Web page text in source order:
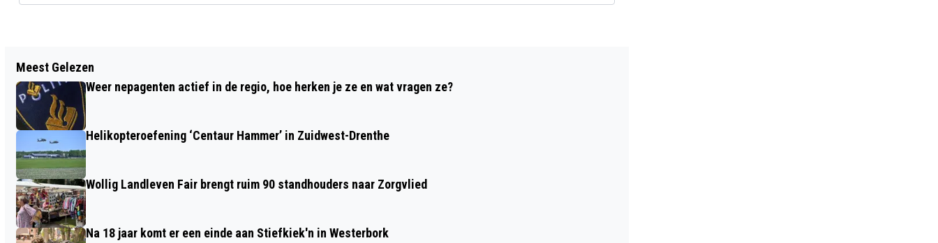
WORKSHOP KUSSEN VILTEN BIJ DE
SCHAAPSKOOI ACHTER ’T ZAAND
VOOR 40-PLUSSERS OP 3 MEI
Meest Gelezen
Weer nepagenten actief in de regio, hoe herken je ze en wat vragen ze?
Helikopteroefening ‘Centaur Hammer’ in Zuidwest-Drenthe
Wollig Landleven Fair brengt ruim 90 standhouders naar Zorgvlied
Na 18 jaar komt er een einde aan Stiefkiek'n in Westerbork